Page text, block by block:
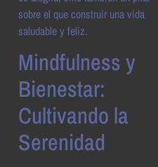
sobre el que construir una vida
saludable y feliz.
Mindfulness y
Bienestar:
Cultivando la
Serenidad